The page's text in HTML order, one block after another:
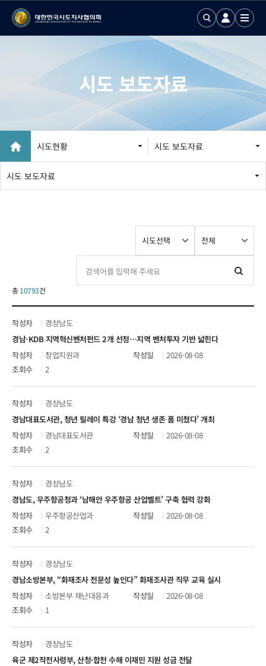
시도 보도자료
시도 보도자료
시도현황 시도 보도자료
시도 보도자료
총10793건
경상남도
경남-KDB 지역혁신벤처펀드 2개 선정…지역 벤처투자 기반 넓힌다
창업지원과
2026-08-08
2
경상남도
경남대표도서관, 청년 릴레이 특강 ‘경남 청년 생존 폼 미쳤다’ 개최
경남대표도서관
2026-08-08
2
경상남도
경남도, 우주항공청과 ‘남해안 우주항공 산업벨트’ 구축 협력 강화
우주항공산업과
2026-08-08
2
경상남도
경남소방본부, “화재조사 전문성 높인다” 화재조사관 직무 교육 실시
소방본부 재난대응과
2026-08-08
1
경상남도
육군 제2작전사령부, 산청·합천 수해 이재민 지원 성금 전달